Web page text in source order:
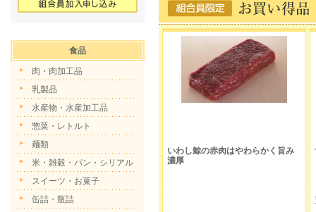
食品
肉・肉加工品
乳製品
水産物・水産加工品
惣菜・レトルト
麺類
米・雑穀・パン・シリアル
スイーツ・お菓子
缶詰・瓶詰
いわし鯨の赤肉はやわらかく旨み
濃厚